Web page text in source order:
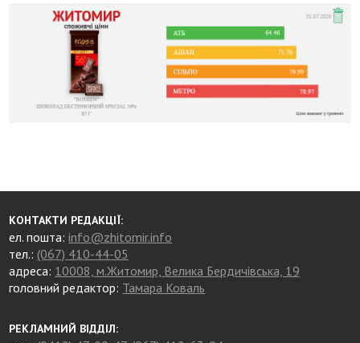
КОНТАКТИ РЕДАКЦІЇ:
ел. пошта:info@zhitomir.info
тел.: (067) 410-44-05
адреса: 10008, м.Житомир, Велика Бердичівська, 19
головний редактор: Тамара Коваль
РЕКЛАМНИЙ ВІДДІЛ: